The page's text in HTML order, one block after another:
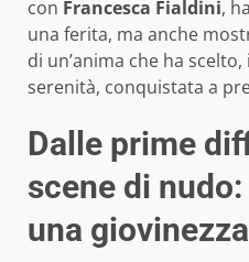
con Francesca Fialdini,
una ferita, ma anche
di un’anima che ha
serenità, conquistata a
Dalle prime
scene di
una